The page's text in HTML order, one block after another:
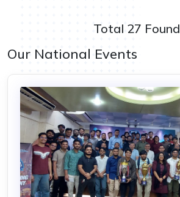
Total 27 Found
Our National Events